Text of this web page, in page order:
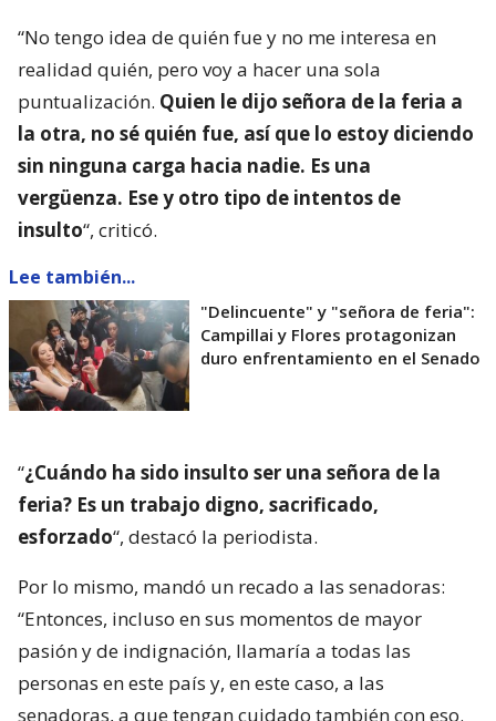
“No tengo idea de quién fue y no me interesa en
realidad quién, pero voy a hacer una sola
puntualización. Quien le dijo señora de la feria a
la otra, no sé quién fue, así que lo estoy diciendo
sin ninguna carga hacia nadie. Es una
vergüenza. Ese y otro tipo de intentos de
insulto“, criticó.
Lee también...
"Delincuente" y "señora de feria":
Campillai y Flores protagonizan
duro enfrentamiento en el Senado
“¿Cuándo ha sido insulto ser una señora de la
feria? Es un trabajo digno, sacrificado,
esforzado“, destacó la periodista.
Por lo mismo, mandó un recado a las senadoras:
“Entonces, incluso en sus momentos de mayor
pasión y de indignación, llamaría a todas las
personas en este país y, en este caso, a las
senadoras, a que tengan cuidado también con eso.